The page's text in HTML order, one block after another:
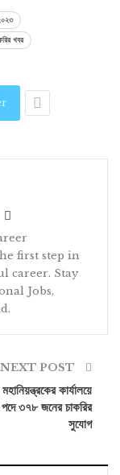
খবর
first step in
career. Stay
Jobs,
NEXT POST
কার্যালয়ে
পদে ৩৭৮ জনের চাকরির
সুযোগ